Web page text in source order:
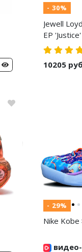
- 30%
Jewell
EP 'Justice'
10205 руб
- 29%
Nike